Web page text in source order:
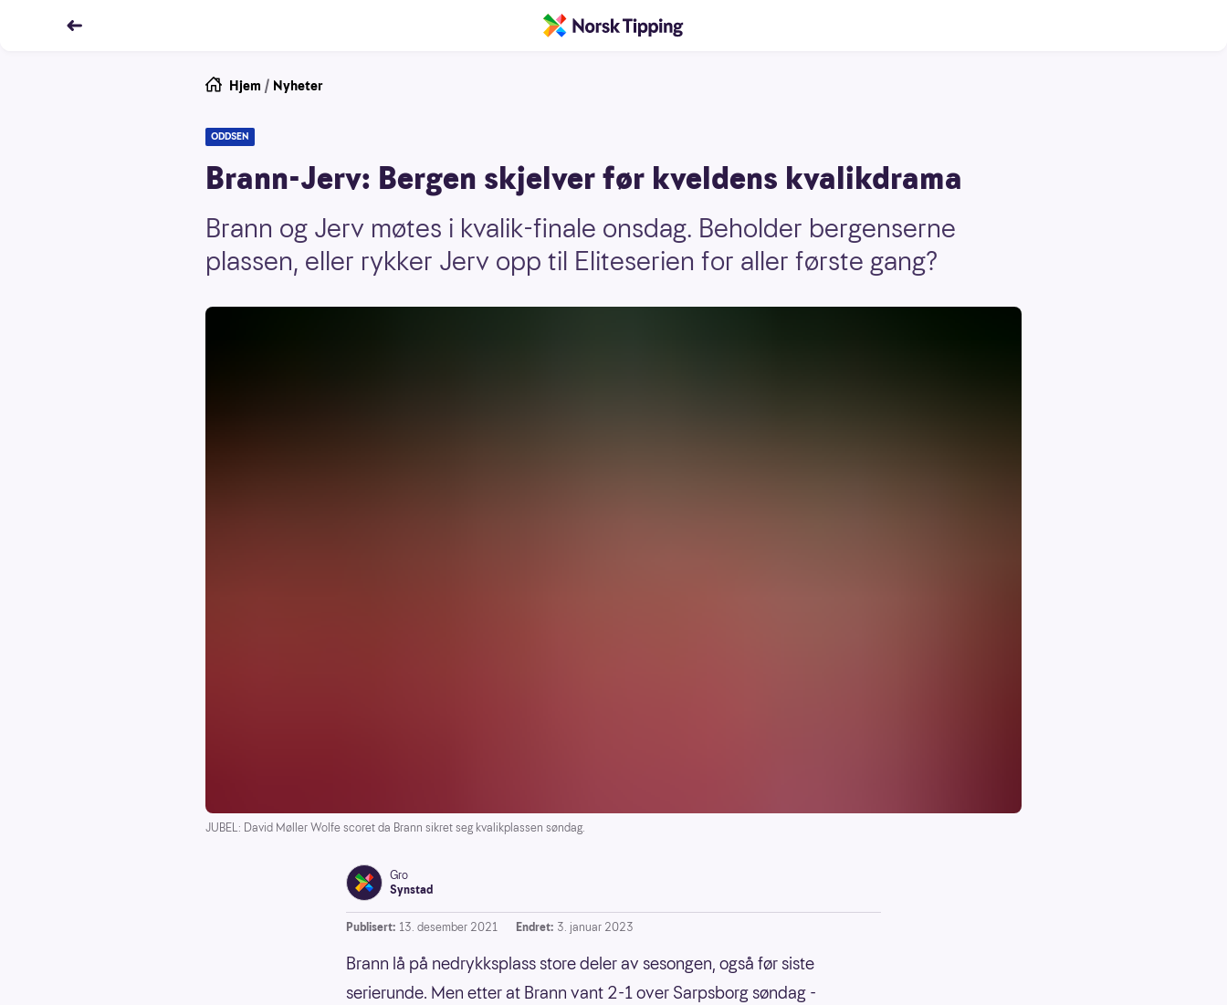
Hjem / Nyheter
ODDSEN
Brann-Jerv: Bergen skjelver før kveldens kvalikdrama
Brann og Jerv møtes i kvalik-finale onsdag. Beholder bergenserne
plassen, eller rykker Jerv opp til Eliteserien for aller første gang?
JUBEL: David Møller Wolfe scoret da Brann sikret seg kvalikplassen søndag.
Gro
Synstad
Publisert: 13. desember 2021 Endret: 3. januar 2023
Brann lå på nedrykksplass store deler av sesongen, også før siste
serierunde. Men etter at Brann vant 2-1 over Sarpsborg søndag -